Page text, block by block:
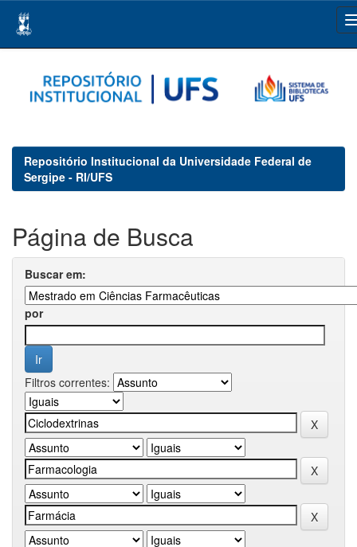
navigation
Repositório Institucional da Universidade Federal de
Sergipe - RI/UFS
Página de Busca
Buscar em:
por
Filtros correntes: